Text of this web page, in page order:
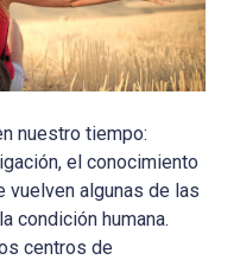
nuestro tiempo:
el conocimiento
vuelven algunas de las
condición humana.
centros de